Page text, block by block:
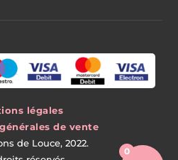
légales
de vente
de Louce, 2022.
0